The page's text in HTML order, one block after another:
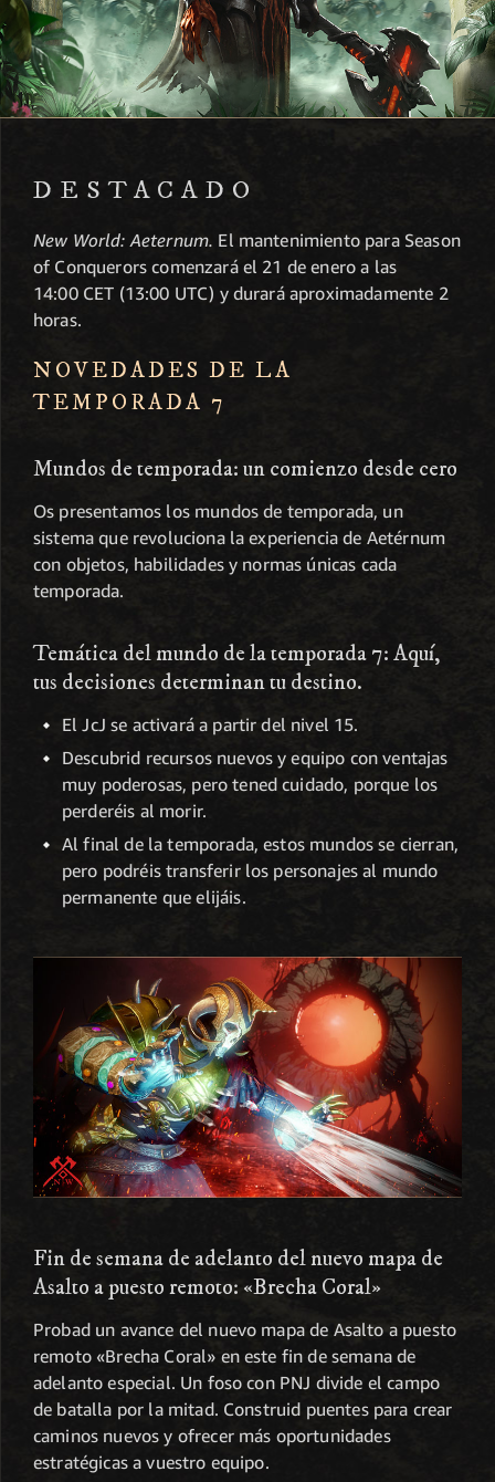
DESTACADO
New World: Aeternum. El mantenimiento para Season
of Conquerors comenzará el 21 de enero a las
14:00 CET (13:00 UTC) y durará aproximadamente 2
horas.
NOVEDADES DE LA
TEMPORADA 7
Mundos de temporada: un comienzo desde cero
Os presentamos los mundos de temporada, un
sistema que revoluciona la experiencia de Aetérnum
con objetos, habilidades y normas únicas cada
temporada.
Temática del mundo de la temporada 7: Aquí,
tus decisiones determinan tu destino.
El JcJ se activará a partir del nivel 15.
Descubrid recursos nuevos y equipo con ventajas
muy poderosas, pero tened cuidado, porque los
perderéis al morir.
Al final de la temporada, estos mundos se cierran,
pero podréis transferir los personajes al mundo
permanente que elijáis.
Fin de semana de adelanto del nuevo mapa de
Asalto a puesto remoto: «Brecha Coral»
Probad un avance del nuevo mapa de Asalto a puesto
remoto «Brecha Coral» en este fin de semana de
adelanto especial. Un foso con PNJ divide el campo
de batalla por la mitad. Construid puentes para crear
caminos nuevos y ofrecer más oportunidades
estratégicas a vuestro equipo.